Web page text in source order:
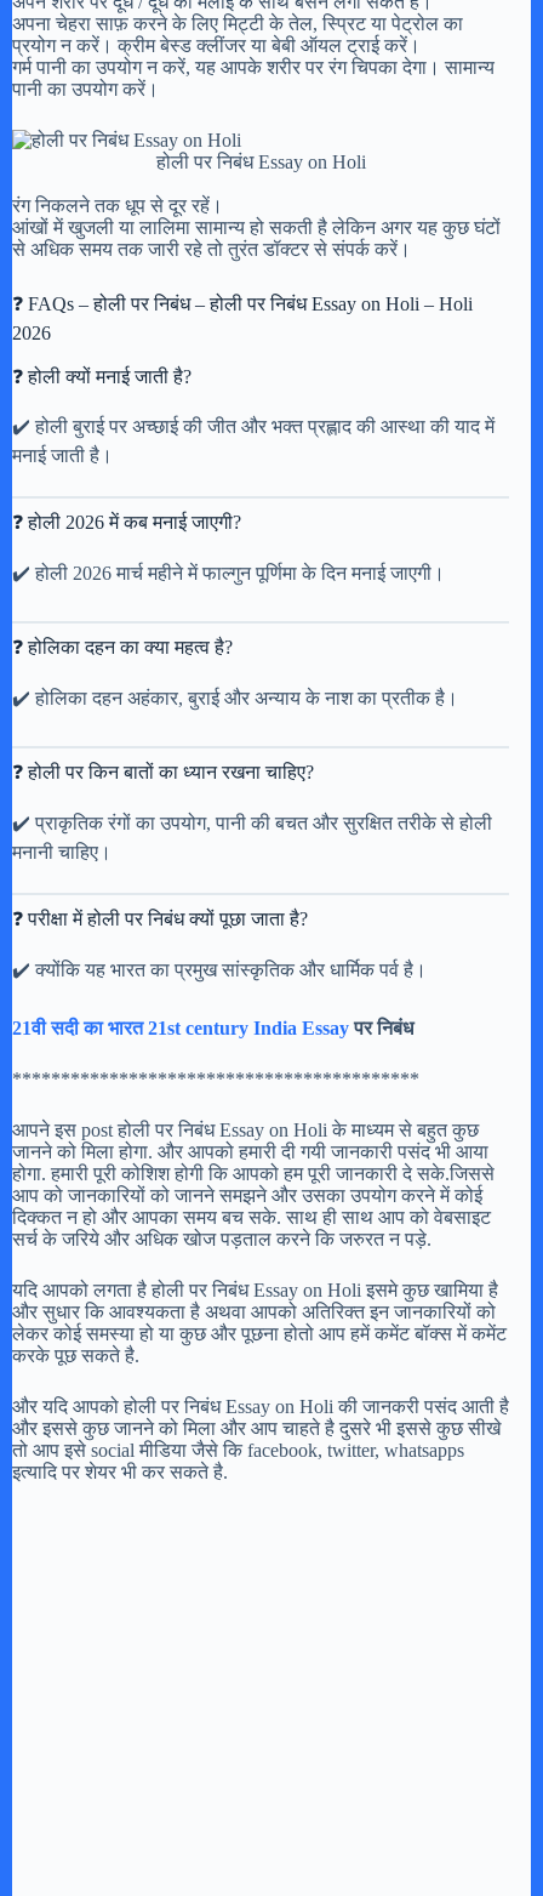
अपना चेहरा साफ़ करने के लिए मिट्टी के तेल, स्प्रिट या पेट्रोल का
प्रयोग न करें। क्रीम बेस्ड क्लींजर या बेबी ऑयल ट्राई करें।
गर्म पानी का उपयोग न करें, यह आपके शरीर पर रंग चिपका देगा। सामान्य
पानी का उपयोग करें।
होली पर निबंध Essay on Holi
रंग निकलने तक धूप से दूर रहें।
आंखों में खुजली या लालिमा सामान्य हो सकती है लेकिन अगर यह कुछ घंटों
से अधिक समय तक जारी रहे तो तुरंत डॉक्टर से संपर्क करें।
❓ FAQs – होली पर निबंध – होली पर निबंध Essay on Holi – Holi
2026
❓ होली क्यों मनाई जाती है?
✔️ होली बुराई पर अच्छाई की जीत और भक्त प्रह्लाद की आस्था की याद में
मनाई जाती है।
❓ होली 2026 में कब मनाई जाएगी?
✔️ होली 2026 मार्च महीने में फाल्गुन पूर्णिमा के दिन मनाई जाएगी।
❓ होलिका दहन का क्या महत्व है?
✔️ होलिका दहन अहंकार, बुराई और अन्याय के नाश का प्रतीक है।
❓ होली पर किन बातों का ध्यान रखना चाहिए?
✔️ प्राकृतिक रंगों का उपयोग, पानी की बचत और सुरक्षित तरीके से होली
मनानी चाहिए।
❓ परीक्षा में होली पर निबंध क्यों पूछा जाता है?
✔️ क्योंकि यह भारत का प्रमुख सांस्कृतिक और धार्मिक पर्व है।
21वी सदी का भारत 21st century India Essayपर निबंध
******************************************
आपने इस post होली पर निबंध Essay on Holi के माध्यम से बहुत कुछ
जानने को मिला होगा. और आपको हमारी दी गयी जानकारी पसंद भी आया
होगा. हमारी पूरी कोशिश होगी कि आपको हम पूरी जानकारी दे सके.जिससे
आप को जानकारियों को जानने समझने और उसका उपयोग करने में कोई
दिक्कत न हो और आपका समय बच सके. साथ ही साथ आप को वेबसाइट
सर्च के जरिये और अधिक खोज पड़ताल करने कि जरुरत न पड़े.
यदि आपको लगता है होली पर निबंध Essay on Holi इसमे कुछ खामिया है
और सुधार कि आवश्यकता है अथवा आपको अतिरिक्त इन जानकारियों को
लेकर कोई समस्या हो या कुछ और पूछना होतो आप हमें कमेंट बॉक्स में कमेंट
करके पूछ सकते है.
और यदि आपको होली पर निबंध Essay on Holi की जानकरी पसंद आती है
और इससे कुछ जानने को मिला और आप चाहते है दुसरे भी इससे कुछ सीखे
तो आप इसे social मीडिया जैसे कि facebook, twitter, whatsapps
इत्यादि पर शेयर भी कर सकते है.